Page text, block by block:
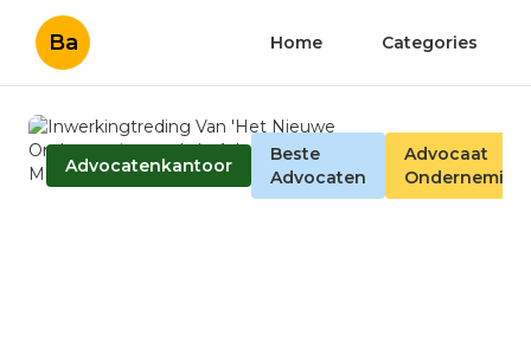
Ba Home Categories
Advocatenkantoor
Beste
Advocaten
Advocaat